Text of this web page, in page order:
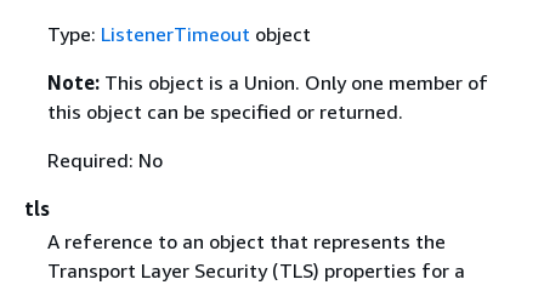
Type: ListenerTimeout object
Note: This object is a Union. Only one member of
this object can be specified or returned.
Required: No
tls
A reference to an object that represents the
Transport Layer Security (TLS) properties for a